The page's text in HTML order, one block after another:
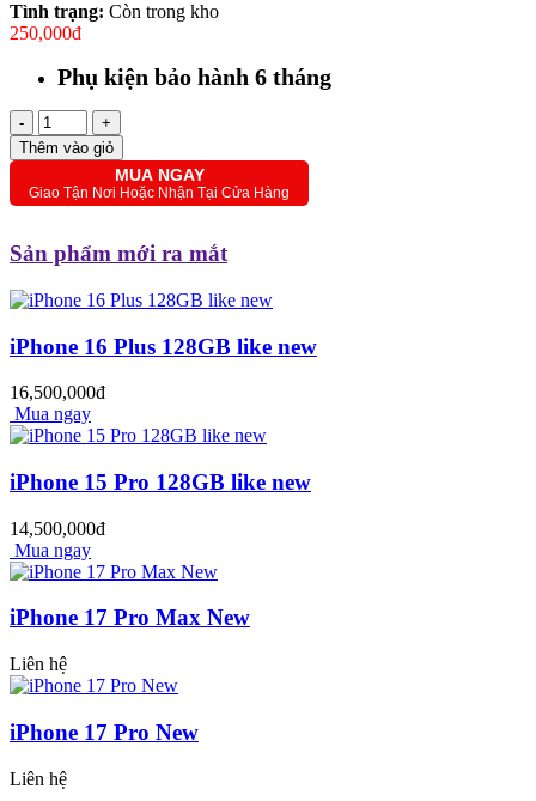
Tình trạng: Còn trong kho
250,000đ
Phụ kiện bảo hành 6 tháng
-
+
Thêm vào giỏ
MUA NGAY
Giao Tận Nơi Hoặc Nhận Tại Cửa Hàng
Sản phẩm mới ra mắt
iPhone 16 Plus 128GB like new
16,500,000đ
Mua ngay
iPhone 15 Pro 128GB like new
14,500,000đ
Mua ngay
iPhone 17 Pro Max New
Liên hệ
iPhone 17 Pro New
Liên hệ